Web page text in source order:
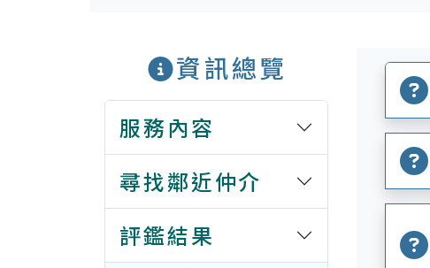
資訊總覽
服務內容
尋找鄰近仲介
評鑑結果